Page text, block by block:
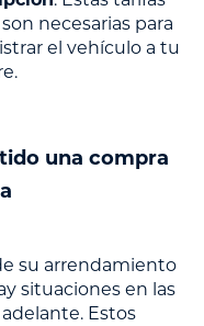
necesarias para
el vehículo a tu
una compra
su arrendamiento
situaciones en las
Estos